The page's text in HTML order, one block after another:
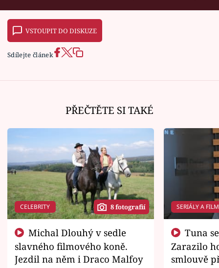
VSTOUPIT DO DISKUZE
Sdílejte článek
PŘEČTĚTE SI TAKÉ
CELEBRITY 8 fotografií
slavného filmového koně.
Jezdil na něm i Draco Malfoy
SERIÁLY A
Zarazilo
smlouvě